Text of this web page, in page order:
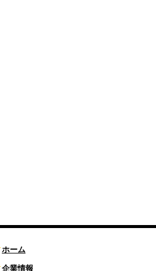
ホーム
企業情報